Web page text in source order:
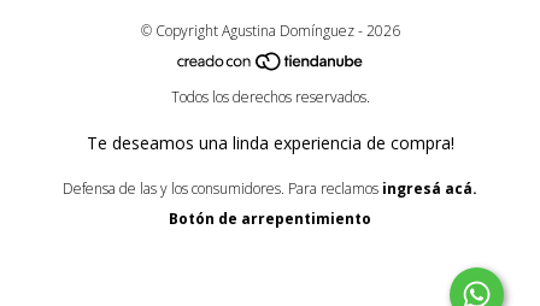
© Copyright Agustina Domínguez - 2026
Todos los derechos reservados.
Te deseamos una linda experiencia de compra!
Defensa de las y los consumidores. Para reclamos ingresá acá.
Botón de arrepentimiento